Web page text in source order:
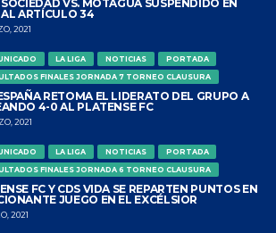
SOCIEDAD VS. MOTAGUA SUSPENDIDO EN
AL ARTÍCULO 34
2021
LA LIGA NOTICIAS
PORTADA
FINALES JORNADA 7 TORNEO CLAUSURA
RETOMA EL LIDERATO DEL GRUPO A
4-0 AL PLATENSE FC
2021
LA LIGA NOTICIAS
PORTADA
FINALES JORNADA 6 TORNEO CLAUSURA
FC Y CDS VIDA SE REPARTEN PUNTOS EN
JUEGO EN EL EXCÉLSIOR
2021